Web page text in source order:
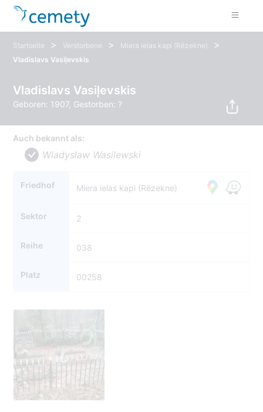
Startseite > Verstorbene > Miera ielas kapi (Rēzekne) >
Vladislavs Vasiļevskis
Vladislavs Vasiļevskis
Geboren: 1907, Gestorben: ?
Auch bekannt als:
Wladyslaw Wasilewski
Friedhof Miera ielas kapi (Rēzekne)
Sektor 2
Reihe 038
Platz 00258